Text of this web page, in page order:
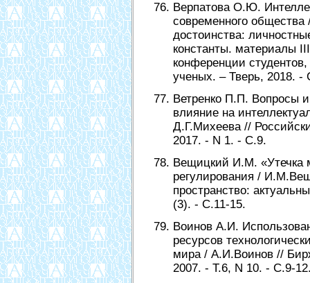
Верпатова О.Ю.
современного
достоинства:
константы. материалы
конференции
ученых. – Тверь, 2018. -
Ветренко П.П. Вопросы
влияние на
Д.Г.Михеева //
2017. - N 1. - С.9.
Вещицкий И.М. «Утечка
регулирования /
пространство:
(3). - С.11-15.
Воинов А.И.
ресурсов
мира / А.И.Воинов //
2007. - Т.6, N 10. - С.9-